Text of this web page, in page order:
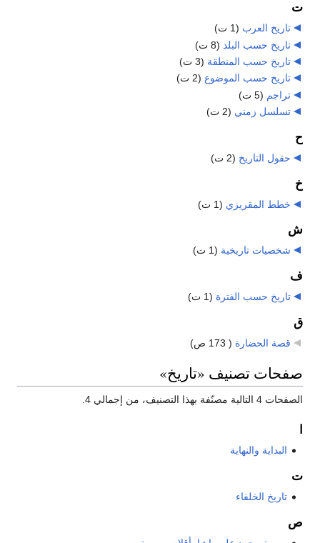
ت
تاريخ العرب (1 ت)
تاريخ حسب البلد (8 ت)
تاريخ حسب المنطقة (3 ت)
تاريخ حسب الموضوع (2 ت)
تراجم (5 ت)
تسلسل زمني (2 ت)
ح
حقول التاريخ (2 ت)
خ
خطط المقريزي (1 ت)
ش
شخصيات تاريخية (1 ت)
ف
تاريخ حسب الفترة (1 ت)
ق
قصة الحضارة ( 173 ص)
صفحات تصنيف «تاريخ»
الصفحات 4 التالية مصنّفة بهذا التصنيف، من إجمالي 4.
البداية والنهاية
ت
تاريخ الخلفاء
ص